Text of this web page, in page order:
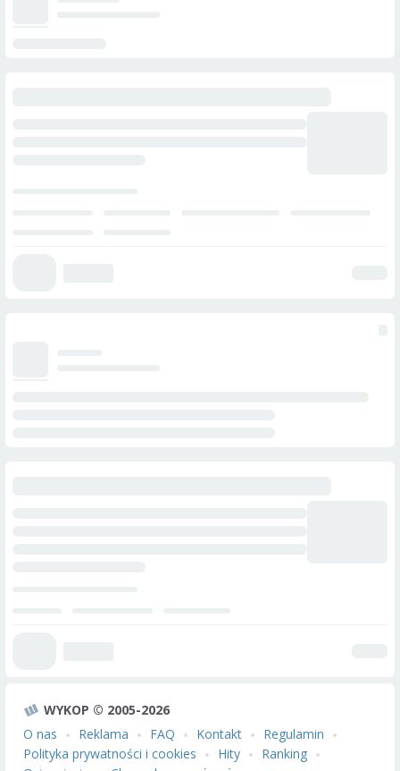
WYKOP © 2005-2026
O nas
Reklama FAQ Kontakt
Regulamin
Polityka prywatności i cookies
Hity
Ranking